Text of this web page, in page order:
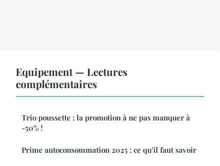
Equipement — Lectures
complémentaires
Trio poussette : la promotion à ne pas manquer à
-50% !
Prime autoconsommation 2025 : ce qu'il faut savoir